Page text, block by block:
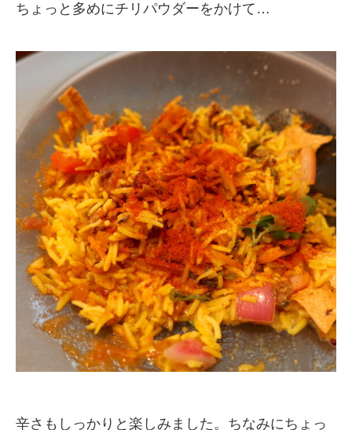
ちょっと多めにチリパウダーをかけて…
辛さもしっかりと楽しみました。ちなみにちょっ